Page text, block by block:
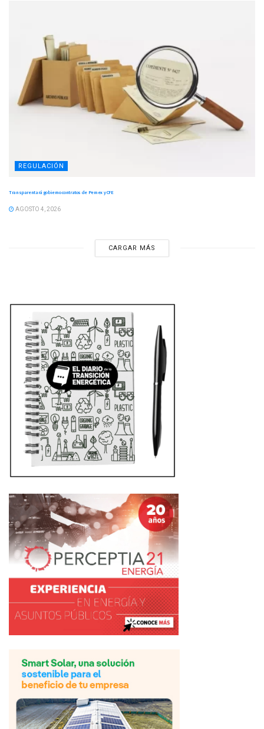
REGULACIÓN
Transparentará gobierno contratos de Pemex y CFE
AGOSTO 4, 2026
CARGAR MÁS